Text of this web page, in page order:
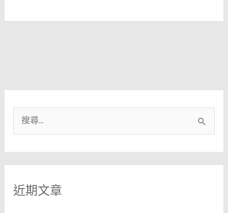
女
人
去
級
尋
關
字
近期文章